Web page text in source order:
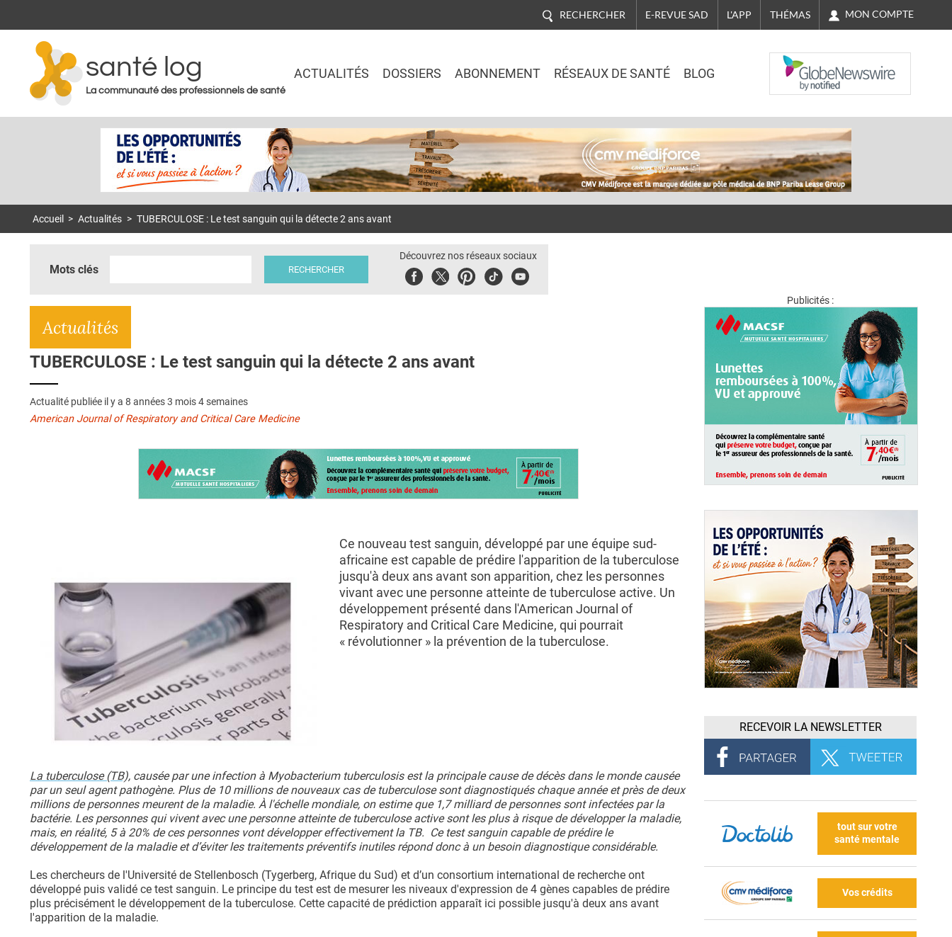
RECHERCHER E-REVUE SAD L'APP THÉMAS MON COMPTE
santé log
La communauté des professionnels de santé
ACTUALITÉS DOSSIERS ABONNEMENT RÉSEAUX DE SANTÉ BLOG
NASDAQ
Accueil > Actualités > TUBERCULOSE : Le test sanguin qui la détecte 2 ans avant
Mots clés
Découvrez nos réseaux sociaux
FacebookTwitterPinterest
TiktokYoubute
Actualités
TUBERCULOSE : Le test sanguin qui la détecte 2 ans avant
Actualité publiée il y a 8 années 3 mois 4 semaines
American Journal of Respiratory and Critical Care Medicine
Ce nouveau test sanguin, développé par une équipe sud-
africaine est capable de prédire l'apparition de la tuberculose
jusqu'à deux ans avant son apparition, chez les personnes
vivant avec une personne atteinte de tuberculose active. Un
développement présenté dans l'American Journal of
Respiratory and Critical Care Medicine, qui pourrait
« révolutionner » la prévention de la tuberculose.
La tuberculose (TB), causée par une infection à Myobacterium tuberculosis est la principale cause de décès dans le monde causée
par un seul agent pathogène. Plus de 10 millions de nouveaux cas de tuberculose sont diagnostiqués chaque année et près de deux
millions de personnes meurent de la maladie. À l'échelle mondiale, on estime que 1,7 milliard de personnes sont infectées par la
bactérie. Les personnes qui vivent avec une personne atteinte de tuberculose active sont les plus à risque de développer la maladie,
mais, en réalité, 5 à 20% de ces personnes vont développer effectivement la TB. Ce test sanguin capable de prédire le
développement de la maladie et d’éviter les traitements préventifs inutiles répond donc à un besoin diagnostique considérable.
Les chercheurs de l'Université de Stellenbosch (Tygerberg, Afrique du Sud) et d’un consortium international de recherche ont
développé puis validé ce test sanguin. Le principe du test est de mesurer les niveaux d'expression de 4 gènes capables de prédire
plus précisément le développement de la tuberculose. Cette capacité de prédiction apparaît ici possible jusqu'à deux ans avant
l'apparition de la maladie.
Publicités :
RECEVOIR LA NEWSLETTER
tout sur votre
santé mentale
Vos crédits